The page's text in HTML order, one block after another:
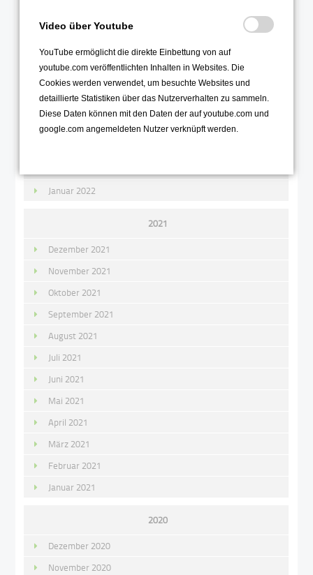
Juni 2022
Mai 2022
April 2022
Januar 2022
2021
Dezember 2021
November 2021
Oktober 2021
September 2021
August 2021
Juli 2021
Juni 2021
Mai 2021
April 2021
März 2021
Februar 2021
Januar 2021
2020
Dezember 2020
November 2020
Video über Youtube
YouTube ermöglicht die direkte Einbettung von auf
youtube.com veröffentlichten Inhalten in Websites. Die
Cookies werden verwendet, um besuchte Websites und
detaillierte Statistiken über das Nutzerverhalten zu sammeln.
Diese Daten können mit den Daten der auf youtube.com und
google.com angemeldeten Nutzer verknüpft werden.